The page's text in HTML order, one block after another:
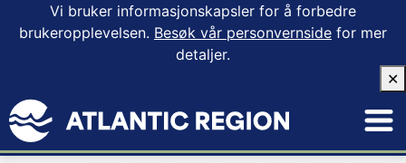
Vi bruker informasjonskapsler for å forbedre
brukeropplevelsen. Besøk vår personvernside for mer
detaljer.
✕